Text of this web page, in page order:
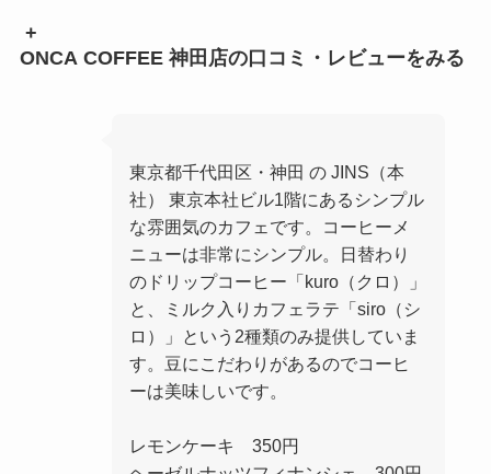
+
ONCA COFFEE 神田店の口コミ・レビューをみる
東京都千代田区・神田 の JINS（本
社） 東京本社ビル1階にあるシンプル
な雰囲気のカフェです。コーヒーメ
ニューは非常にシンプル。日替わり
のドリップコーヒー「kuro（クロ）」
と、ミルク入りカフェラテ「siro（シ
ロ）」という2種類のみ提供していま
す。豆にこだわりがあるのでコーヒ
ーは美味しいです。
レモンケーキ 350円